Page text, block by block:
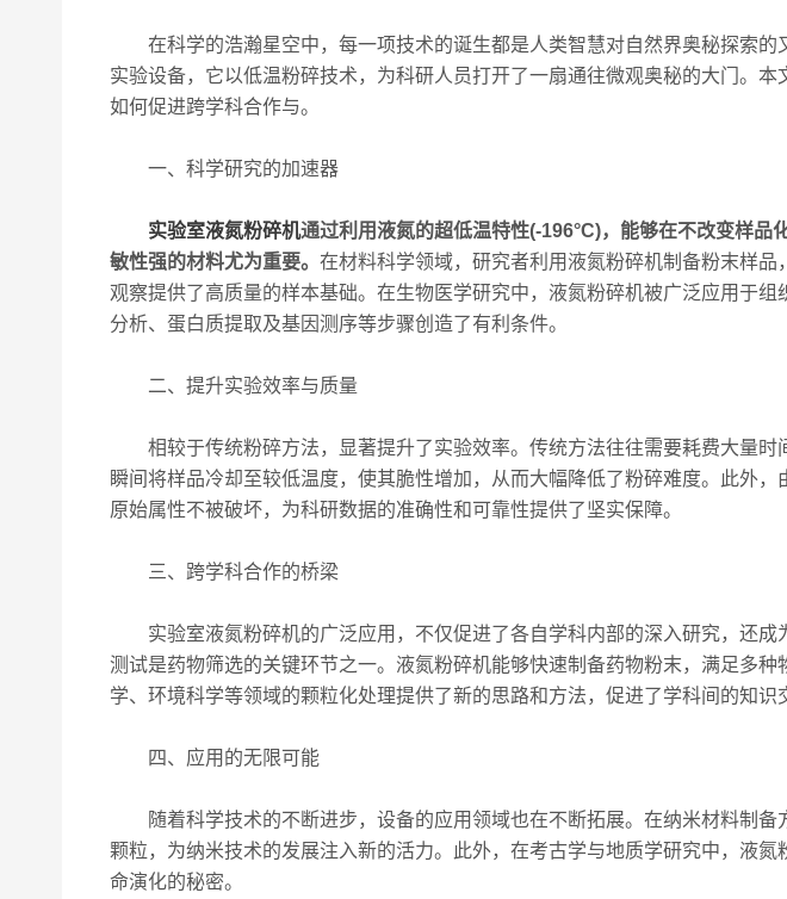
在科学的浩瀚星空中，每一项技术的诞生都是人类智慧对自然界奥秘探索的
实验设备，它以低温粉碎技术，为科研人员打开了一扇通往微观奥秘的大门。
如何促进跨学科合作与。
一、科学研究的加速器
实验室液氮粉碎机通过利用液氮的超低温特性(-196°C)，能够在不改变样
敏性强的材料尤为重要。 在材料科学领域，研究者利用液氮粉碎机制备粉末样
观察提供了高质量的样本基础。在生物医学研究中，液氮粉碎机被广泛应用于
分析、蛋白质提取及基因测序等步骤创造了有利条件。
二、提升实验效率与质量
相较于传统粉碎方法，显著提升了实验效率。传统方法往往需要耗费大量时
瞬间将样品冷却至较低温度，使其脆性增加，从而大幅降低了粉碎难度。此外
原始属性不被破坏，为科研数据的准确性和可靠性提供了坚实保障。
三、跨学科合作的桥梁
实验室液氮粉碎机的广泛应用，不仅促进了各自学科内部的深入研究，还成
测试是药物筛选的关键环节之一。液氮粉碎机能够快速制备药物粉末，满足多
学、环境科学等领域的颗粒化处理提供了新的思路和方法，促进了学科间的知识
四、应用的无限可能
随着科学技术的不断进步，设备的应用领域也在不断拓展。在纳米材料制备
颗粒，为纳米技术的发展注入新的活力。此外，在考古学与地质学研究中，液
命演化的秘密。